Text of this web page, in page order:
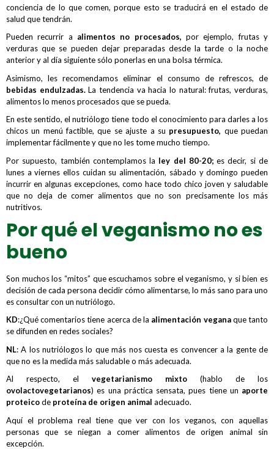
conciencia de lo que comen, porque esto se traducirá en el estado de
salud que tendrán.
Pueden recurrir a alimentos no procesados, por ejemplo, frutas y
verduras que se pueden dejar preparadas desde la tarde o la noche
anterior y al día siguiente sólo ponerlas en una bolsa térmica.
Asimismo, les recomendamos eliminar el consumo de refrescos, de
bebidas endulzadas.La tendencia va hacia lo natural: frutas, verduras,
alimentos lo menos procesados que se pueda.
En este sentido, el nutriólogo tiene todo el conocimiento para darles a los
chicos un menú factible, que se ajuste a su presupuesto, que puedan
implementar fácilmente y que no les tome mucho tiempo.
Por supuesto, también contemplamos la ley del 80-20;es decir, si de
lunes a viernes ellos cuidan su alimentación, sábado y domingo pueden
incurrir en algunas excepciones, como hace todo chico joven y saludable
que no deja de comer alimentos que no son precisamente los más
nutritivos.
Por qué el veganismo no es
bueno
Son muchos los “mitos” que escuchamos sobre el veganismo, y si bien es
decisión de cada persona decidir cómo alimentarse, lo más sano para uno
es consultar con un nutriólogo.
KD:¿Qué comentarios tiene acerca de la alimentación veganaque tanto
se difunden en redes sociales?
NL: A los nutriólogos lo que más nos cuesta es convencer a la gente de
que no es la medida más saludable o más adecuada.
Al respecto, el vegetarianismo mixto (hablo de los
ovolactovegetarianos) es una práctica sensata, pues tiene un aporte
proteicode proteína de origen animal adecuado.
Aquí el problema real tiene que ver con los veganos, con aquellas
personas que se niegan a comer alimentos de origen animal sin
excepción.